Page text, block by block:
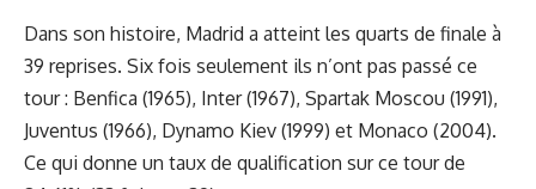
Dans son histoire, Madrid a atteint les quarts de finale à
39 reprises. Six fois seulement ils n’ont pas passé ce
tour : Benfica (1965), Inter (1967), Spartak Moscou (1991),
Juventus (1966), Dynamo Kiev (1999) et Monaco (2004).
Ce qui donne un taux de qualification sur ce tour de